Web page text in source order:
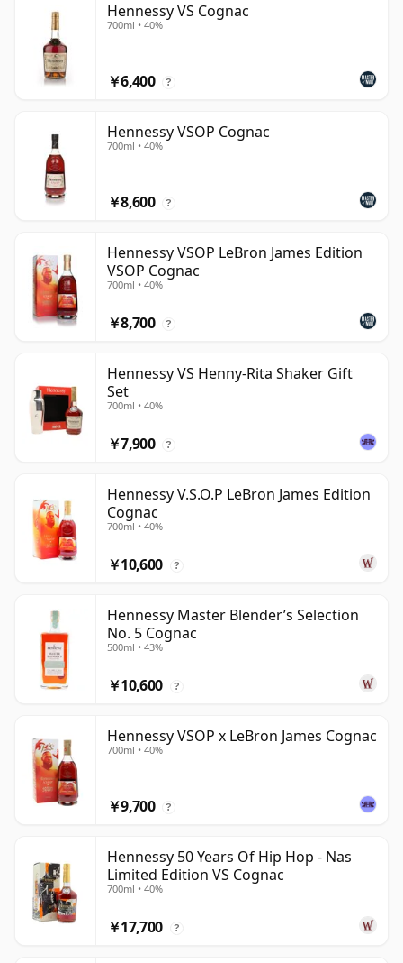
Hennessy VS Cognac
700ml • 40%
￥6,400 ?
Hennessy VSOP Cognac
700ml • 40%
￥8,600 ?
Hennessy VSOP LeBron James Edition
VSOP Cognac
700ml • 40%
￥8,700 ?
Hennessy VS Henny-Rita Shaker Gift
Set
700ml • 40%
￥7,900 ?
Hennessy V.S.O.P LeBron James Edition
Cognac
700ml • 40%
￥10,600 ?
Hennessy Master Blender’s Selection
No. 5 Cognac
500ml • 43%
￥10,600 ?
Hennessy VSOP x LeBron James Cognac
700ml • 40%
￥9,700 ?
Hennessy 50 Years Of Hip Hop - Nas
Limited Edition VS Cognac
700ml • 40%
￥17,700 ?